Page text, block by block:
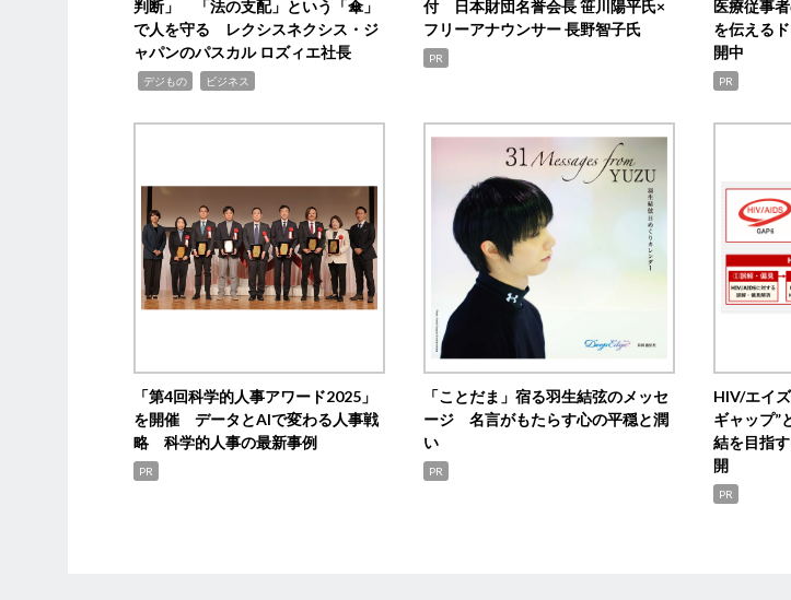
判断」 「法の支配」という「傘」
で人を守る レクシスネクシス・ジ
ャパンのパスカル ロズィエ社長
デジもの ビジネス
付 日本財団名誉会長 笹川陽平氏×
フリーアナウンサー 長野智子氏
PR
医療従事
を伝える
開中
PR
「第4回科学的人事アワード2025」
を開催 データとAIで変わる人事戦
略 科学的人事の最新事例
PR
「ことだま」宿る羽生結弦のメッセ
ージ 名言がもたらす心の平穏と潤
い
PR
HIV/エイ
ギャップ
結を目指
開
PR